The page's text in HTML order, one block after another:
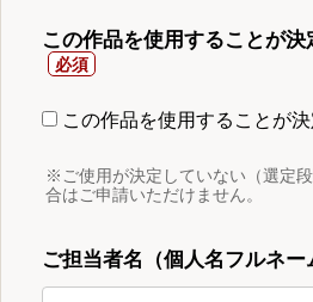
この作品を使用することが決
この作品を使用することが決
※ご使用が決定していない（選定
合はご申請いただけません。
ご担当者名（個人名フルネー